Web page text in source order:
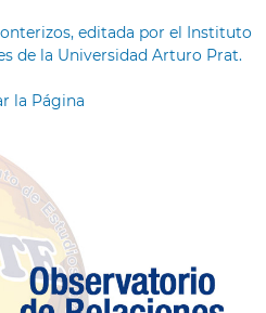
editada por el Instituto
de la Universidad Arturo Prat.
la Página